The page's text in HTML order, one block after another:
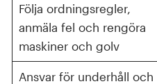
Följa ordningsregler,
anmäla fel och rengöra
maskiner och golv
Ansvar för underhåll och